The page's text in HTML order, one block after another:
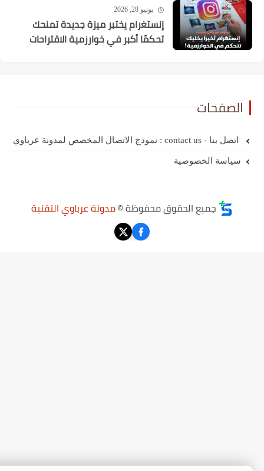
يونيو 28, 2026
إنستغرام يختبر ميزة جديدة تمنحك
تحكمًا أكبر في خوارزمية الاقتراحات
الصفحات
اتصل بنا - contact us : نموذج الاتصال المخصص لمدونة عرباوي
سياسة الخصوصية
جميع الحقوق محفوظة ©مدونة عرباوي التقنية